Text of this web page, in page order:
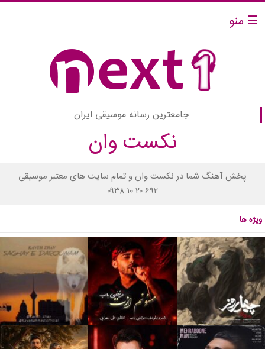
☰ منو
جامعترین رسانه موسیقی ایران
نکست وان
پخش آهنگ شما در نکست وان و تمام سایت های معتبر موسیقی
۰۹۳۸ ۱۰ ۲۰ ۶۹۲
ویژه ها